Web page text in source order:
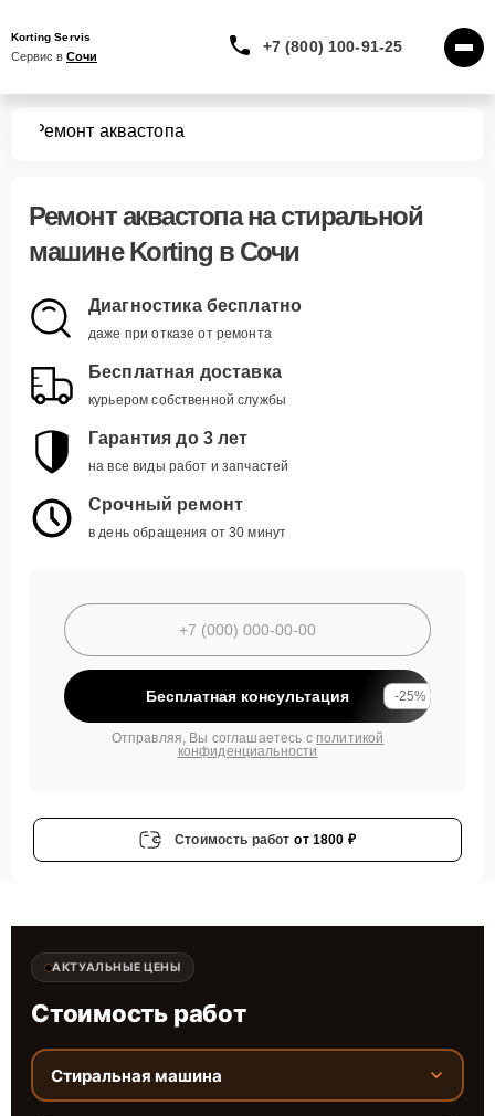
Korting Servis
Сервис в Сочи
+7 (800) 100-91-25
Ремонт аквастопа
Ремонт аквастопана стиральной
машине Korting в Сочи
Диагностика бесплатно
даже при отказе от ремонта
Бесплатная доставка
курьером собственной службы
Гарантия до 3 лет
на все виды работ и запчастей
Срочный ремонт
в день обращения от 30 минут
Бесплатная консультация -25%
Отправляя, Вы соглашаетесь с политикой
конфиденциальности
Стоимость работ от 1800 ₽
АКТУАЛЬНЫЕ ЦЕНЫ
Стоимость работ
Стиральная машина